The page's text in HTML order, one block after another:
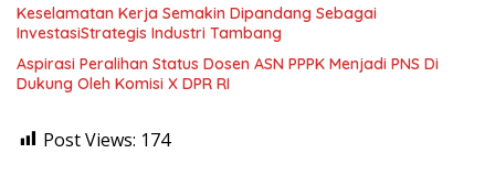
Keselamatan Kerja Semakin Dipandang Sebagai
InvestasiStrategis Industri Tambang
Aspirasi Peralihan Status Dosen ASN PPPK Menjadi PNS Di
Dukung Oleh Komisi X DPR RI
Post Views: 174